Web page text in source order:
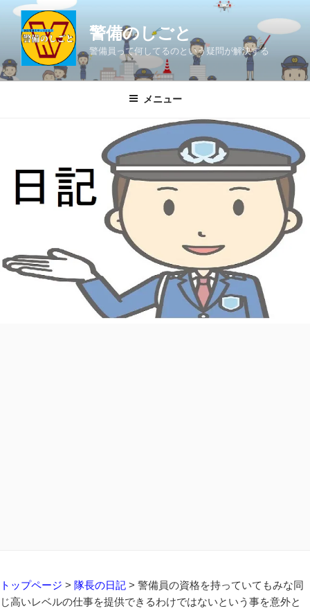
ン
ツ
警備のしごと
警備員って何してるのという疑問が解決する
メニュー
トップページ > 隊長の日記 > 警備員の資格を持っていてもみな同
じ高いレベルの仕事を提供できるわけではないという事を意外と